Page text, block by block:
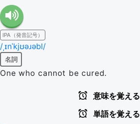
IPA（発音記号）
/ˌɪnˈkjʊəɹəbl/
名詞
One who cannot be cured.
意味を覚える
単語を覚える